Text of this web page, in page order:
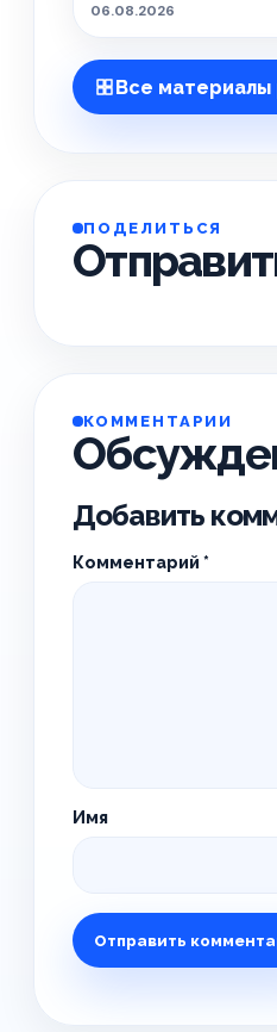
06.08.2026
Все материалы
ПОДЕЛИТЬСЯ
КОММЕНТАРИИ
Добавить
Комментарий *
Имя